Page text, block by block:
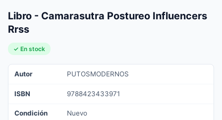
Libro - Camarasutra Postureo Influencers
Rrss
✓ En stock
Autor PUTOSMODERNOS
ISBN 9788423433971
Condición Nuevo